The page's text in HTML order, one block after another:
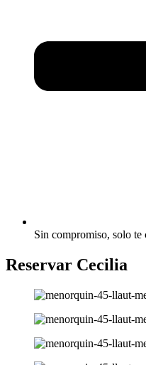
Sin compromiso, solo
Reservar Cecilia